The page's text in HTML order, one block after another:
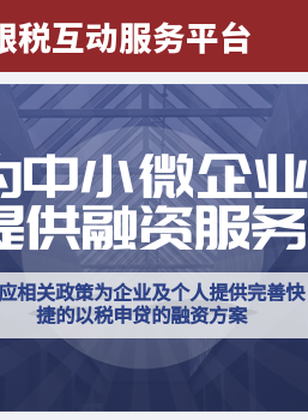
税互动服务平台
中小微企业
供融资服务
相关政策为企业及个人提供完善快
捷的以税申贷的融资方案